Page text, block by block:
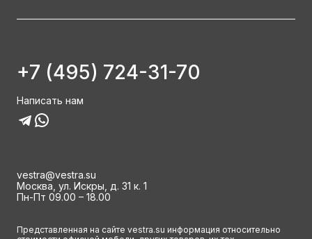
+7 (495) 724-31-70
Написать нам
vestra@vestra.su
Москва, ул. Искры, д. 31 к. 1
Пн-Пт 09.00 – 18.00
Представленная на сайте vestra.su информация относительно